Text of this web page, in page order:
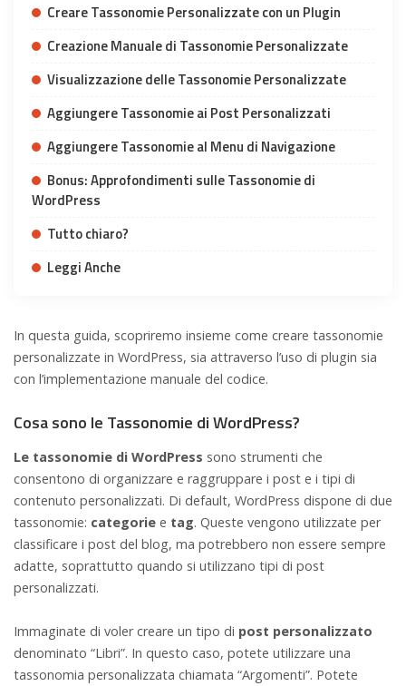
Creare Tassonomie Personalizzate con un Plugin
Creazione Manuale di Tassonomie Personalizzate
Visualizzazione delle Tassonomie Personalizzate
Aggiungere Tassonomie ai Post Personalizzati
Aggiungere Tassonomie al Menu di Navigazione
Bonus: Approfondimenti sulle Tassonomie di
WordPress
Tutto chiaro?
Leggi Anche
In questa guida, scopriremo insieme come creare tassonomie
personalizzate in WordPress, sia attraverso l’uso di plugin sia
con l’implementazione manuale del codice.
Cosa sono le Tassonomie di WordPress?
Le tassonomie di WordPress sono strumenti che
consentono di organizzare e raggruppare i post e i tipi di
contenuto personalizzati. Di default, WordPress dispone di due
tassonomie: categorie e tag. Queste vengono utilizzate per
classificare i post del blog, ma potrebbero non essere sempre
adatte, soprattutto quando si utilizzano tipi di post
personalizzati.
Immaginate di voler creare un tipo di post personalizzato
denominato “Libri”. In questo caso, potete utilizzare una
tassonomia personalizzata chiamata “Argomenti”. Potete